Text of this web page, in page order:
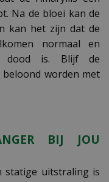
Na de bloei kan de
kan het zijn dat de
normaal en
dood is. Blijf de
worden met
BIJ JOU
statige uitstraling is